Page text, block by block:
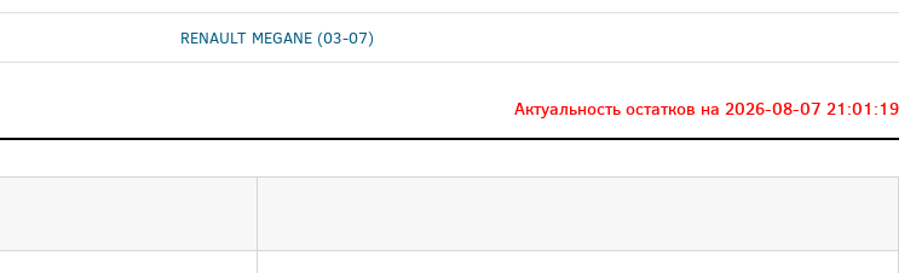
RENAULT MEGANE (03-07)
Актуальность остатков на 2026-08-07 21:01:19